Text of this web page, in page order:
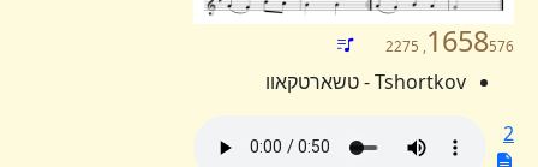
1658576, 2275
Tshortkov - טשארטקאוו